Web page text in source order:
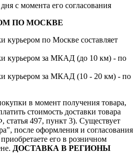
с момента его согласования
ПО МОСКВЕ
курьером по Москве составляет
курьером за МКАД (до 10 км) - по
курьером за МКАД (10 - 20 км) - по
в момент получения товара,
стоимость доставки товара
497, пункт 3). Существует
после оформления и согласования
его в розничном
ДОСТАВКА В РЕГИОНЫ